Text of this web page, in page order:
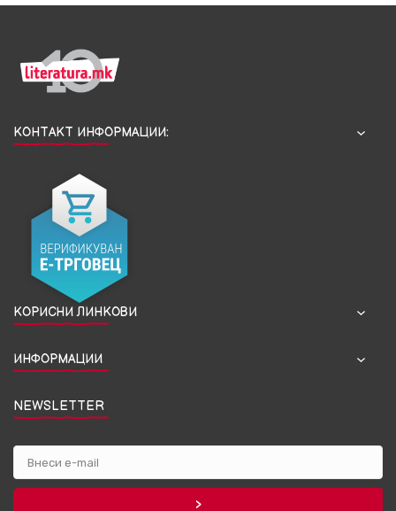
КОНТАКТ ИНФОРМАЦИИ:
КОРИСНИ ЛИНКОВИ
ИНФОРМАЦИИ
NEWSLETTER